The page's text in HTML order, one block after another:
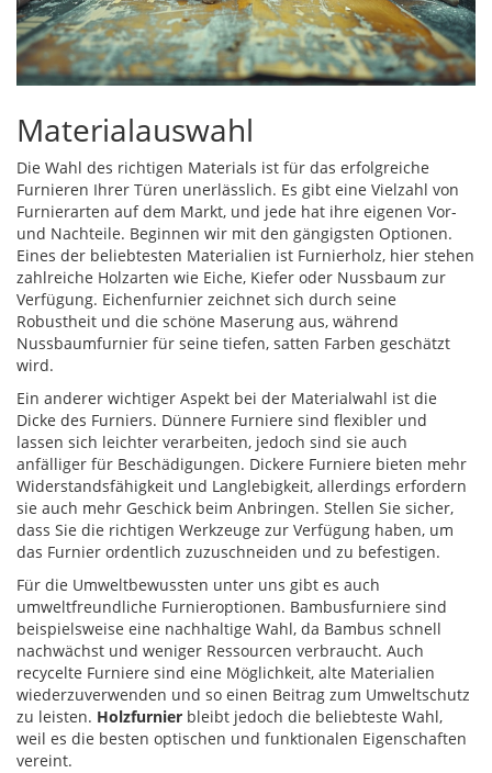
Materialauswahl
Die Wahl des richtigen Materials ist für das erfolgreiche
Furnieren Ihrer Türen unerlässlich. Es gibt eine Vielzahl von
Furnierarten auf dem Markt, und jede hat ihre eigenen Vor-
und Nachteile. Beginnen wir mit den gängigsten Optionen.
Eines der beliebtesten Materialien ist Furnierholz, hier stehen
zahlreiche Holzarten wie Eiche, Kiefer oder Nussbaum zur
Verfügung. Eichenfurnier zeichnet sich durch seine
Robustheit und die schöne Maserung aus, während
Nussbaumfurnier für seine tiefen, satten Farben geschätzt
wird.
Ein anderer wichtiger Aspekt bei der Materialwahl ist die
Dicke des Furniers. Dünnere Furniere sind flexibler und
lassen sich leichter verarbeiten, jedoch sind sie auch
anfälliger für Beschädigungen. Dickere Furniere bieten mehr
Widerstandsfähigkeit und Langlebigkeit, allerdings erfordern
sie auch mehr Geschick beim Anbringen. Stellen Sie sicher,
dass Sie die richtigen Werkzeuge zur Verfügung haben, um
das Furnier ordentlich zuzuschneiden und zu befestigen.
Für die Umweltbewussten unter uns gibt es auch
umweltfreundliche Furnieroptionen. Bambusfurniere sind
beispielsweise eine nachhaltige Wahl, da Bambus schnell
nachwächst und weniger Ressourcen verbraucht. Auch
recycelte Furniere sind eine Möglichkeit, alte Materialien
wiederzuverwenden und so einen Beitrag zum Umweltschutz
zu leisten. Holzfurnier bleibt jedoch die beliebteste Wahl,
weil es die besten optischen und funktionalen Eigenschaften
vereint.